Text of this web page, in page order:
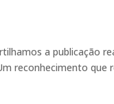
a publicação
reconhecimento